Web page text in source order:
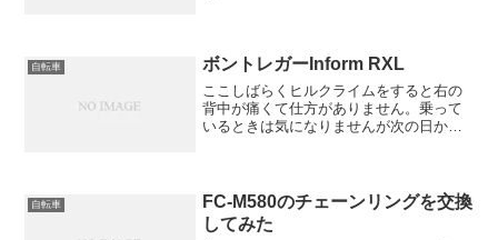
自転車 ボントレガーInform RXL
ここしばらくヒルクライムをすると右の
背中が痛くて仕方がありません。乗って
いるときは気になりませんが次の日から
自転車
FC-M580のチェーンリングを交換
してみた